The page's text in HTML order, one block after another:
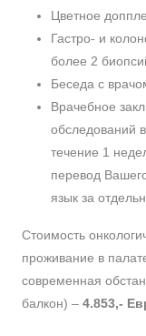
Цветное
Гастро- и
более 2
Беседа с
Врачебное
обследований
течение 1
перевод
язык за
Стоимость
проживание в
современная
балкон) – 4.853,-